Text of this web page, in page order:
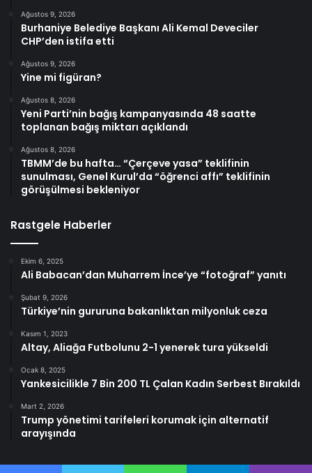
Ağustos 9, 2026
Burhaniye Belediye Başkanı Ali Kemal Deveciler
CHP’den istifa etti
Ağustos 9, 2026
Yine mi figüran?
Ağustos 8, 2026
Yeni Parti’nin bağış kampanyasında 48 saatte
toplanan bağış miktarı açıklandı
Ağustos 8, 2026
TBMM’de bu hafta… “Çerçeve yasa” teklifinin
sunulması, Genel Kurul’da “öğrenci affı” teklifinin
görüşülmesi bekleniyor
Rastgele Haberler
Ekim 6, 2025
Ali Babacan’dan Muharrem İnce’ye “fotoğraf” yanıtı
Şubat 9, 2026
Türkiye’nin gururuna bakanlıktan milyonluk ceza
Kasım 1, 2023
Altay, Aliağa Futbolunu 2-1 yenerek tura yükseldi
Ocak 8, 2025
Yankesicilikle 7 Bin 200 TL Çalan Kadın Serbest Bırakıldı
Mart 2, 2026
Trump yönetimi tarifeleri korumak için alternatif
arayışında